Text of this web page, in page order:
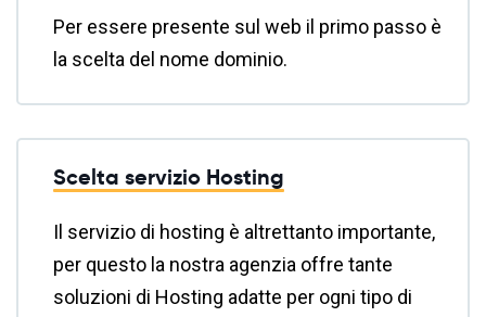
Per essere presente sul web il primo passo è
la scelta del nome dominio.
Scelta servizio Hosting
Il servizio di hosting è altrettanto importante,
per questo la nostra agenzia offre tante
soluzioni di Hosting adatte per ogni tipo di